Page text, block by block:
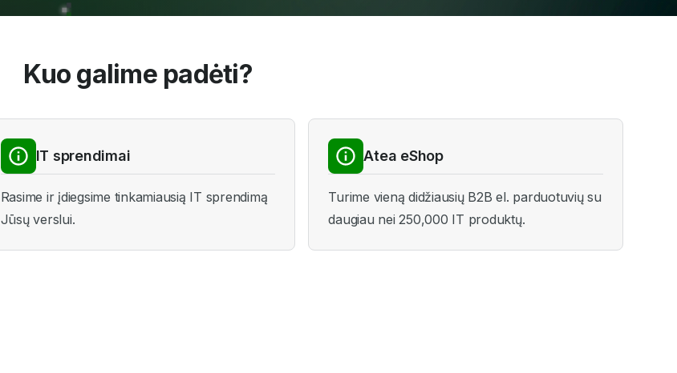
Kuo galime padėti?
IT sprendimai
Rasime ir įdiegsime tinkamiausią IT sprendimą
Jūsų verslui.
Atea eShop
Turime vieną didžiausių B2B el. parduotuvių su
daugiau nei 250,000 IT produktų.